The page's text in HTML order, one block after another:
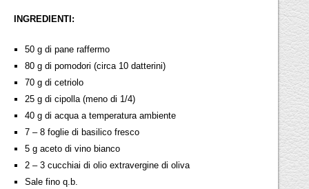
INGREDIENTI:
50 g di pane raffermo
80 g di pomodori (circa 10 datterini)
70 g di cetriolo
25 g di cipolla (meno di 1/4)
40 g di acqua a temperatura ambiente
7 – 8 foglie di basilico fresco
5 g aceto di vino bianco
2 – 3 cucchiai di olio extravergine di oliva
Sale fino q.b.